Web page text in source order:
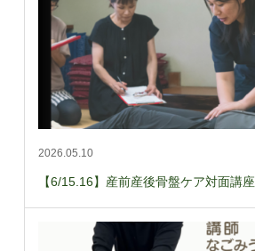
2026.05.10
【6/15.16】産前産後骨盤ケア対面講座